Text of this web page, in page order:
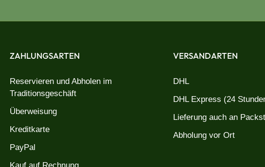
ZAHLUNGSARTEN
Reservieren und Abholen im
Traditionsgeschäft
Überweisung
Kreditkarte
PayPal
VERSANDARTEN
DHL
DHL Express (24
Lieferung auch an
Abholung vor Ort